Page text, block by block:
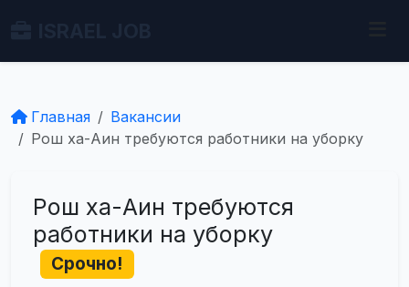
Главная
Вакансии
Рош ха-Аин требуются работники на уборку
Рош ха-Аин требуются
работники на уборку
Срочно!